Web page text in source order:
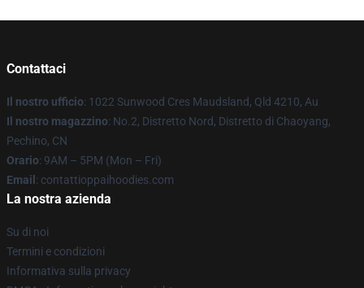
Contattaci
Il nostro ufficio: 1022 Sunwood Cres Maudsland, Qld 4210, Au
Il nostro magazzino: No.2, Distretto Nord, Distretto di Chaoyang,
Pechino, CN
Orario: 9AM – 5PM (Mon – Fri)
Email : contattioppaihoodies.com
La nostra azienda
Su di noi
Termini e condizioni
Informativa sulla privacy